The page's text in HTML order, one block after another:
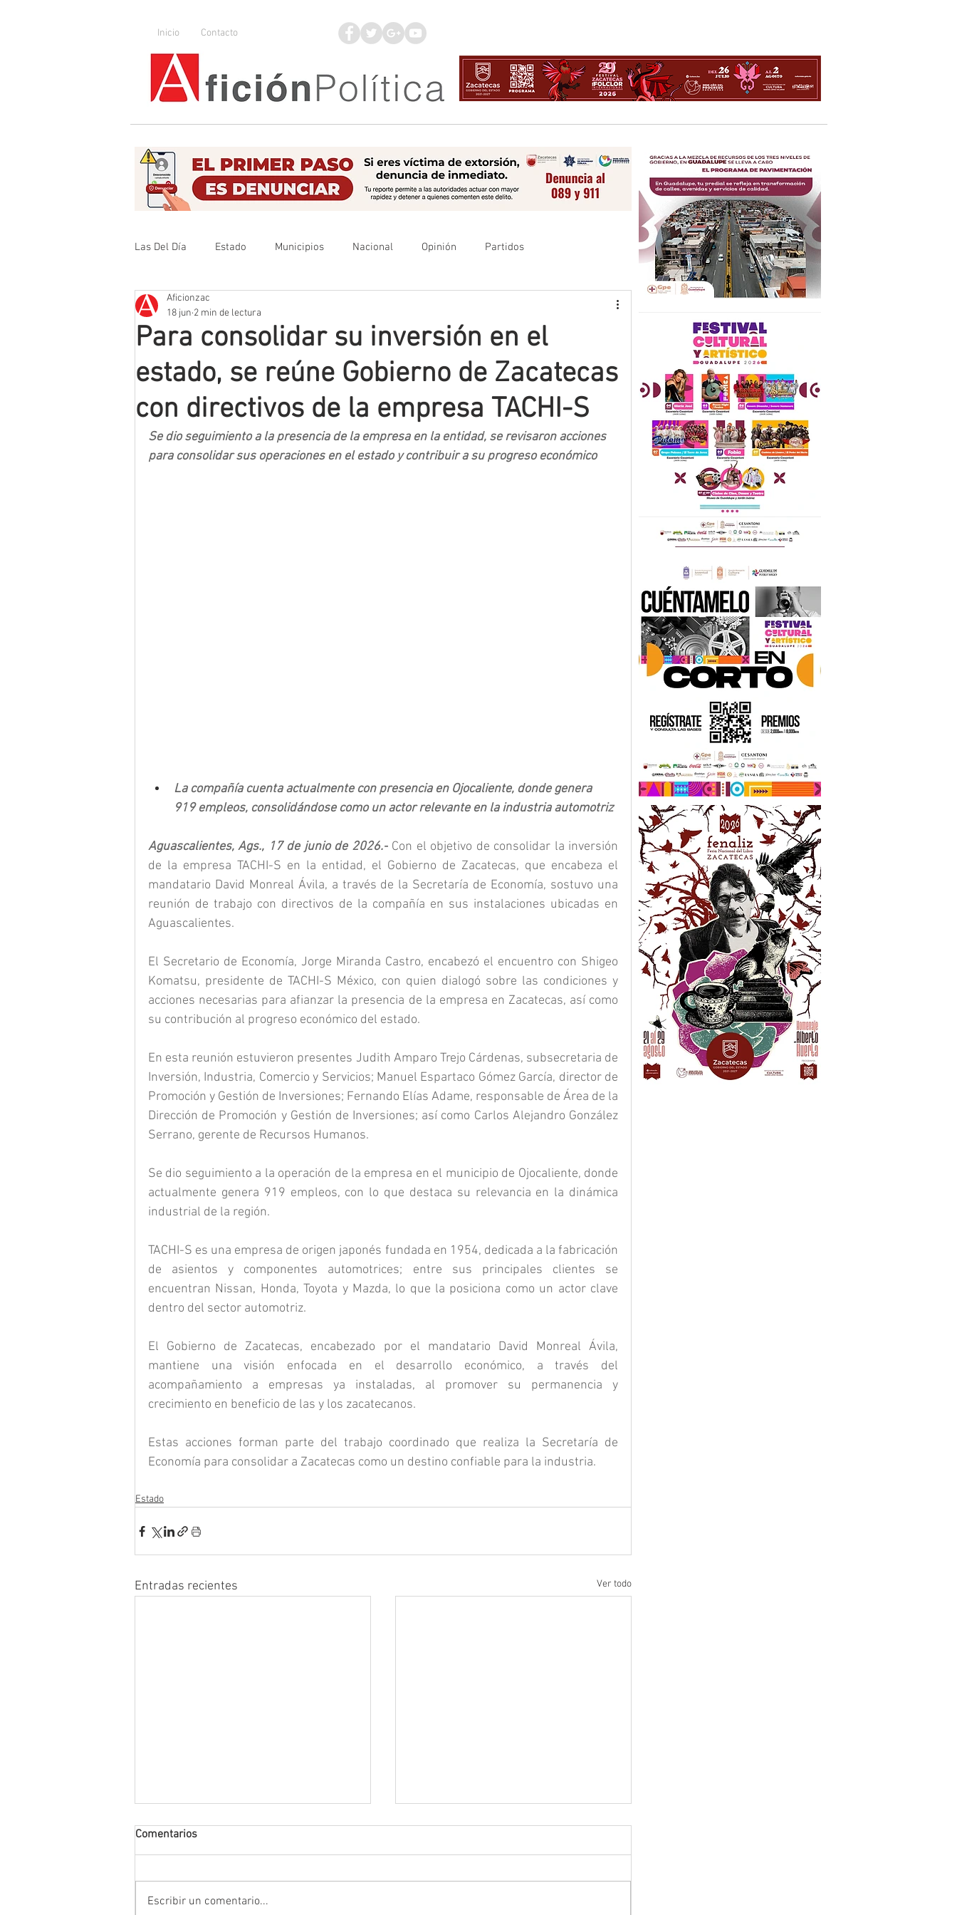
Inicio Contacto
Las Del Día Estado Municipios Nacional Opinión Partidos
Que no se olvide
Mineros LNBP
Para consolidar su inversión en el
estado, se reúne Gobierno de Zacatecas
con directivos de la empresa TACHI-S
Aficionzac
18 jun 2 min de lectura
Se dio seguimiento a la presencia de la empresa en la entidad, se revisaron acciones
para consolidar sus operaciones en el estado y contribuir a su progreso económico
La compañía cuenta actualmente con presencia en Ojocaliente, donde genera
919 empleos, consolidándose como un actor relevante en la industria automotriz
Aguascalientes, Ags., 17 de junio de 2026.- Con el objetivo de consolidar la inversión
de la empresa TACHI-S en la entidad, el Gobierno de Zacatecas, que encabeza el
mandatario David Monreal Ávila, a través de la Secretaría de Economía, sostuvo una
reunión de trabajo con directivos de la compañía en sus instalaciones ubicadas en
Aguascalientes.
El Secretario de Economía, Jorge Miranda Castro, encabezó el encuentro con Shigeo
Komatsu, presidente de TACHI-S México, con quien dialogó sobre las condiciones y
acciones necesarias para afianzar la presencia de la empresa en Zacatecas, así como
su contribución al progreso económico del estado.
En esta reunión estuvieron presentes Judith Amparo Trejo Cárdenas, subsecretaria de
Inversión, Industria, Comercio y Servicios; Manuel Espartaco Gómez García, director de
Promoción y Gestión de Inversiones; Fernando Elías Adame, responsable de Área de la
Dirección de Promoción y Gestión de Inversiones; así como Carlos Alejandro González
Serrano, gerente de Recursos Humanos.
Se dio seguimiento a la operación de la empresa en el municipio de Ojocaliente, donde
actualmente genera 919 empleos, con lo que destaca su relevancia en la dinámica
industrial de la región.
TACHI-S es una empresa de origen japonés fundada en 1954, dedicada a la fabricación
de asientos y componentes automotrices; entre sus principales clientes se
encuentran Nissan, Honda, Toyota y Mazda, lo que la posiciona como un actor clave
dentro del sector automotriz.
El Gobierno de Zacatecas, encabezado por el mandatario David Monreal Ávila,
mantiene una visión enfocada en el desarrollo económico, a través del
acompañamiento a empresas ya instaladas, al promover su permanencia y
crecimiento en beneficio de las y los zacatecanos.
Estas acciones forman parte del trabajo coordinado que realiza la Secretaría de
Economía para consolidar a Zacatecas como un destino confiable para la industria.
Estado
Entradas recientes Ver todo
Comentarios
Escribir un comentario...